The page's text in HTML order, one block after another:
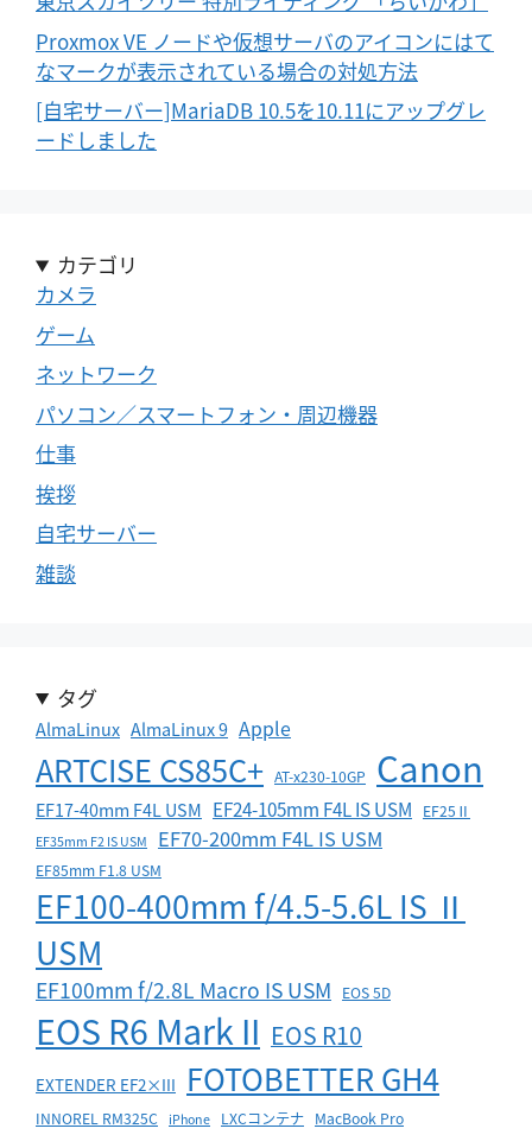
Proxmox VE ノードや仮想サーバのアイコンにはて
なマークが表示されている場合の対処方法
[自宅サーバー]MariaDB 10.5を10.11にアップグレ
ードしました
カテゴリ
カメラ
ゲーム
ネットワーク
パソコン／スマートフォン・周辺機器
仕事
挨拶
自宅サーバー
雑談
タグ
AlmaLinux AlmaLinux 9 Apple
ARTCISE CS85C+ AT-x230-10GP Canon
EF17-40mm F4L USM EF24-105mm F4L IS USM EF25Ⅱ
EF35mm F2 IS USM EF70-200mm F4L IS USM
EF85mm F1.8 USM
EF100-400mm f/4.5-5.6L IS Ⅱ
USM
EF100mm f/2.8L Macro IS USM EOS 5D
EOS R6 Mark II EOS R10
EXTENDER EF2×III FOTOBETTER GH4
INNOREL RM325C iPhone LXCコンテナ MacBook Pro